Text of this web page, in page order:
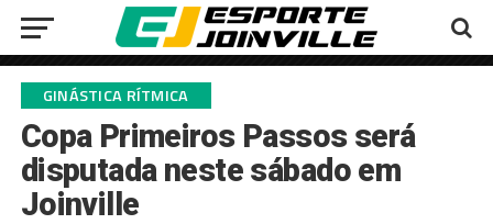
GINÁSTICA RÍTMICA
Copa Primeiros Passos será
disputada neste sábado em
Joinville